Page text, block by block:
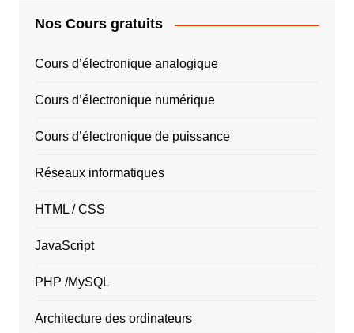
Nos Cours gratuits
Cours d’électronique analogique
Cours d’électronique numérique
Cours d’électronique de puissance
Réseaux informatiques
HTML / CSS
JavaScript
PHP /MySQL
Architecture des ordinateurs